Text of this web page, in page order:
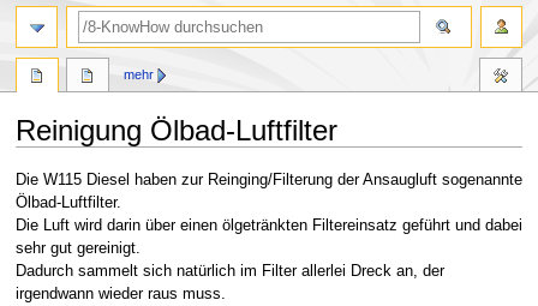
Reinigung Ölbad-Luftfilter
Zur
Navigation
springen
Zur
Suche
springen
Die W115 Diesel haben zur Reinging/Filterung der Ansaugluft sogenannte
Ölbad-Luftfilter.
Die Luft wird darin über einen ölgetränkten Filtereinsatz geführt und dabei
sehr gut gereinigt.
Dadurch sammelt sich natürlich im Filter allerlei Dreck an, der
irgendwann wieder raus muss.
mehr
Suche